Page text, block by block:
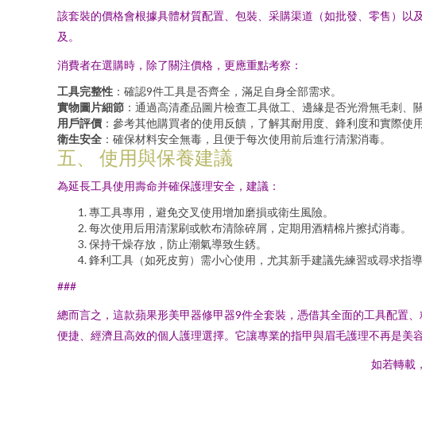
該套裝的價格會根據具體材質配置、包裝、采購渠道（如批發、零售）以
及。
消費者在選購時，除了關注價格，更應重點考察：
工具完整性 ：確認9件工具是否齊全，滿足自身全部需求。
實物圖片細節 ：通過高清產品圖片檢查工具做工、邊緣是否光滑無毛刺、
用戶評價 ：參考其他購買者的使用反饋，了解其耐用度、鋒利度和實際使用
衛生安全 ：確保材料安全無毒，且便于每次使用前后進行清潔消毒。
五、 使用與保養建議
為延長工具使用壽命并確保護理安全，建議：
專工具專用，避免交叉使用增加磨損或衛生風險。
每次使用后用清潔刷或軟布清除碎屑，定期用酒精棉片擦拭消毒。
保持干燥存放，防止潮氣導致生銹。
鋒利工具（如死皮剪）需小心使用，尤其新手建議先練習或尋求指導
###
總而言之，這款蘋果形美甲器修甲器9件全套裝，憑借其全面的工具配置
便捷、經濟且高效的個人護理選擇。它讓專業的指甲與眉毛護理不再是美
如若轉載